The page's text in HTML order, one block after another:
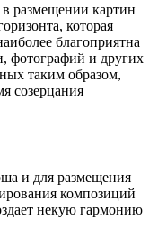
размещении картин
которая
благоприятна
фотографий и других
таким образом,
созерцания
и для размещения
композиций
некую гармонию